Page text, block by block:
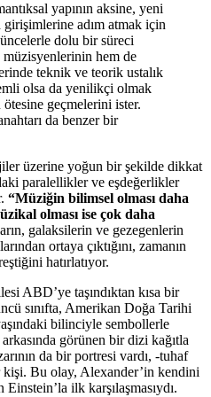
yapının aksine, yeni
adım atmak için
dolu bir süreci
hem de
teknik ve teorik ustalık
olsa da yenilikçi olmak
geçmelerini ister.
da benzer bir
üzerine yoğun bir şekilde dikkat
paralellikler ve eşdeğerlikler
“Müziğin bilimsel olması daha
olması ise çok daha
galaksilerin ve gezegenlerin
ortaya çıktığını, zamanın
hatırlatıyor.
ABD’ye taşındıktan kısa bir
sınıfta, Amerikan Doğa Tarihi
bilinciyle sembollerle
görünen bir dizi kağıtla
da bir portresi vardı, -tuhaf
Bu olay, Alexander’in kendini
Einstein’la ilk karşılaşmasıydı.